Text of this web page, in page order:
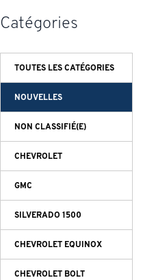
Catégories
TOUTES LES CATÉGORIES
NOUVELLES
NON CLASSIFIÉ(E)
CHEVROLET
GMC
SILVERADO 1500
CHEVROLET EQUINOX
CHEVROLET BOLT